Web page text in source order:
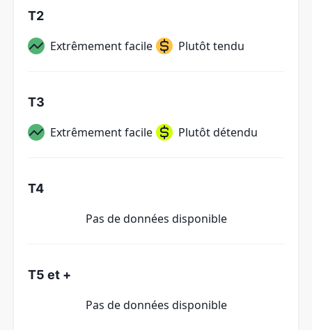
T2
Extrêmement facile Plutôt tendu
T3
Extrêmement facile Plutôt détendu
T4
Pas de données disponible
T5 et +
Pas de données disponible